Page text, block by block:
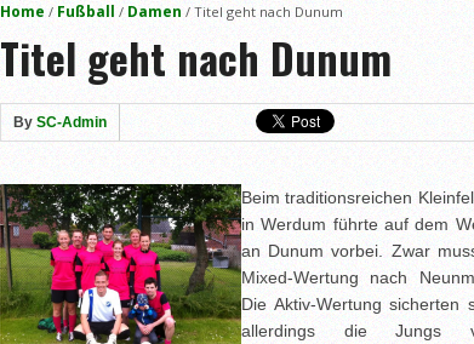
Home / Fußball / Damen / Titel geht nach Dunum
Titel geht nach Dunum
By SC-Admin
Beim traditionsreichen
in Werdum führte auf dem
an Dunum vorbei. Zwar
Mixed-Wertung nach
Die Aktiv-Wertung sicherten
allerdings die Jungs